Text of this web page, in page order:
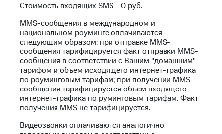
Тарифы
Услуги
Роуминг
Семейная
группа
Заказать
карту
МТС
Скидка 30%
на связь
Тарифы
RED,
РИИЛ
и МТС
Супер
дешевле
при
оплате
Стоимость входящих SMS - 0 руб.
MMS-сообщения в международном и
национальном роуминге оплачиваются
следующим образом: при отправке MMS-
сообщения тарифицируется факт отправки MMS-
сообщения в соответствии с Вашим "домашним"
тарифом и объем исходящего интернет-трафика
по роуминговым тарифам; при получении MMS-
сообщения тарифицируется объем входящего
интернет-трафика по руминговым тарифам. Факт
получения MMS не тарифицируется.
Видеозвонки оплачиваются аналогично